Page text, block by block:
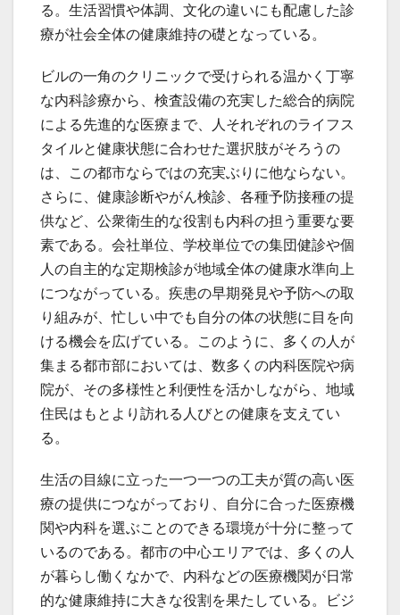
る。生活習慣や体調、文化の違いにも配慮した診
療が社会全体の健康維持の礎となっている。
ビルの一角のクリニックで受けられる温かく丁寧
な内科診療から、検査設備の充実した総合的病院
による先進的な医療まで、人それぞれのライフス
タイルと健康状態に合わせた選択肢がそろうの
は、この都市ならではの充実ぶりに他ならない。
さらに、健康診断やがん検診、各種予防接種の提
供など、公衆衛生的な役割も内科の担う重要な要
素である。会社単位、学校単位での集団健診や個
人の自主的な定期検診が地域全体の健康水準向上
につながっている。疾患の早期発見や予防への取
り組みが、忙しい中でも自分の体の状態に目を向
ける機会を広げている。このように、多くの人が
集まる都市部においては、数多くの内科医院や病
院が、その多様性と利便性を活かしながら、地域
住民はもとより訪れる人びとの健康を支えてい
る。
生活の目線に立った一つ一つの工夫が質の高い医
療の提供につながっており、自分に合った医療機
関や内科を選ぶことのできる環境が十分に整って
いるのである。都市の中心エリアでは、多くの人
が暮らし働くなかで、内科などの医療機関が日常
的な健康維持に大きな役割を果たしている。ビジ